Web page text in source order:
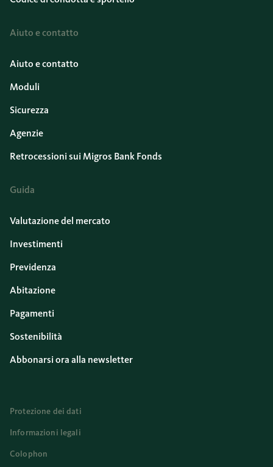
Aiuto e contatto
Aiuto e contatto
Moduli
Sicurezza
Agenzie
Retrocessioni sui Migros Bank Fonds
Guida
Valutazione del mercato
Investimenti
Previdenza
Abitazione
Pagamenti
Sostenibilità
Abbonarsi ora alla newsletter
Protezione dei dati
Informazioni legali
Colophon